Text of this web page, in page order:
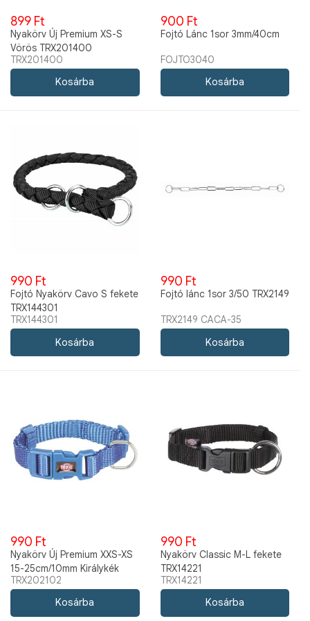
899 Ft
Nyakörv Új Premium XS-S
Vörös TRX201400
TRX201400
900 Ft
Fojtó Lánc 1sor 3mm/40cm
FOJTO3040
990 Ft
Fojtó Nyakörv Cavo S fekete
TRX144301
TRX144301
990 Ft
Fojtó lánc 1sor 3/50 TRX2149
TRX2149 CACA-35
990 Ft
Nyakörv Új Premium XXS-XS
15-25cm/10mm Királykék
TRX202102
TRX202102
990 Ft
Nyakörv Classic M-L fekete
TRX14221
TRX14221